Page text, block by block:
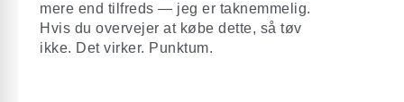
mere end tilfreds — jeg er taknemmelig.
Hvis du overvejer at købe dette, så tøv
ikke. Det virker. Punktum.